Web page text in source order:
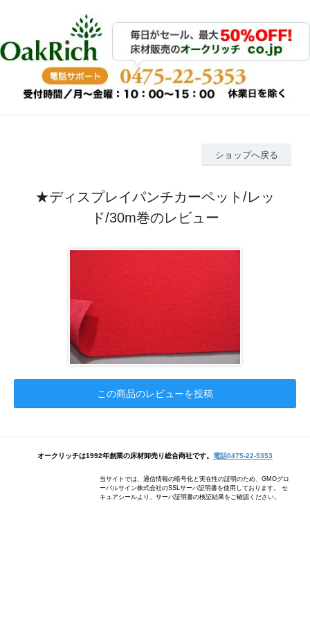
ショップへ戻る
★ディスプレイパンチカーペット/レッ
ド/30m巻のレビュー
この商品のレビューを投稿
オークリッチは1992年創業の床材卸売り総合商社です。 電話0475-22-5353
当サイトでは、通信情報の暗号化と実在性の証明のため、GMOグロ
ーバルサイン株式会社のSSLサーバ証明書を使用しております。 セ
キュアシールより、サーバ証明書の検証結果をご確認ください。